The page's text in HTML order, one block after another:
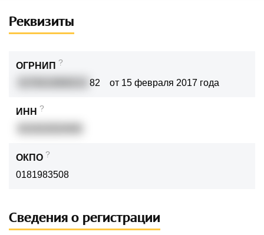
Реквизиты
ОГРНИП ?
82 от 15 февраля 2017 года
ИНН ?
ОКПО ?
0181983508
Сведения о регистрации